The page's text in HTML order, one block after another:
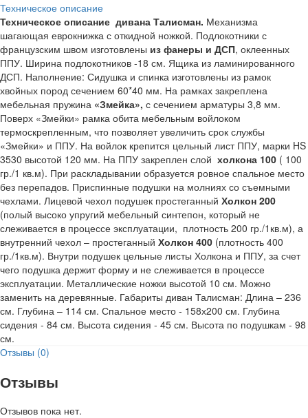
Техническое описание
Техническое описание дивана Талисман. Механизма
шагающая еврокнижка с откидной ножкой. Подлокотники с
французским швом изготовлены из фанеры и ДСП, оклеенных
ППУ. Ширина подлокотников -18 см. Ящика из ламинированного
ДСП. Наполнение: Сидушка и спинка изготовлены из рамок
хвойных пород сечением 60*40 мм. На рамках закреплена
мебельная пружина «Змейка», с сечением арматуры 3,8 мм.
Поверх «Змейки» рамка обита мебельным войлоком
термоскрепленным, что позволяет увеличить срок службы
«Змейки» и ППУ. На войлок крепится цельный лист ППУ, марки HS
3530 высотой 120 мм. На ППУ закреплен слой холкона 100 ( 100
гр./1 кв.м). При раскладывании образуется ровное спальное место
без перепадов. Приспинные подушки на молниях со съемными
чехлами. Лицевой чехол подушек простеганный Холкон 200
(полый высоко упругий мебельный синтепон, который не
слеживается в процессе эксплуатации, плотность 200 гр./1кв.м), а
внутренний чехол – простеганный Холкон 400 (плотность 400
гр./1кв.м). Внутри подушек цельные листы Холкона и ППУ, за счет
чего подушка держит форму и не слеживается в процессе
эксплуатации. Металлические ножки высотой 10 см. Можно
заменить на деревянные. Габариты диван Талисман: Длина – 236
см. Глубина – 114 см. Спальное место - 158х200 см. Глубина
сидения - 84 см. Высота сидения - 45 см. Высота по подушкам - 98
см.
Отзывы (0)
Отзывы
Отзывов пока нет.